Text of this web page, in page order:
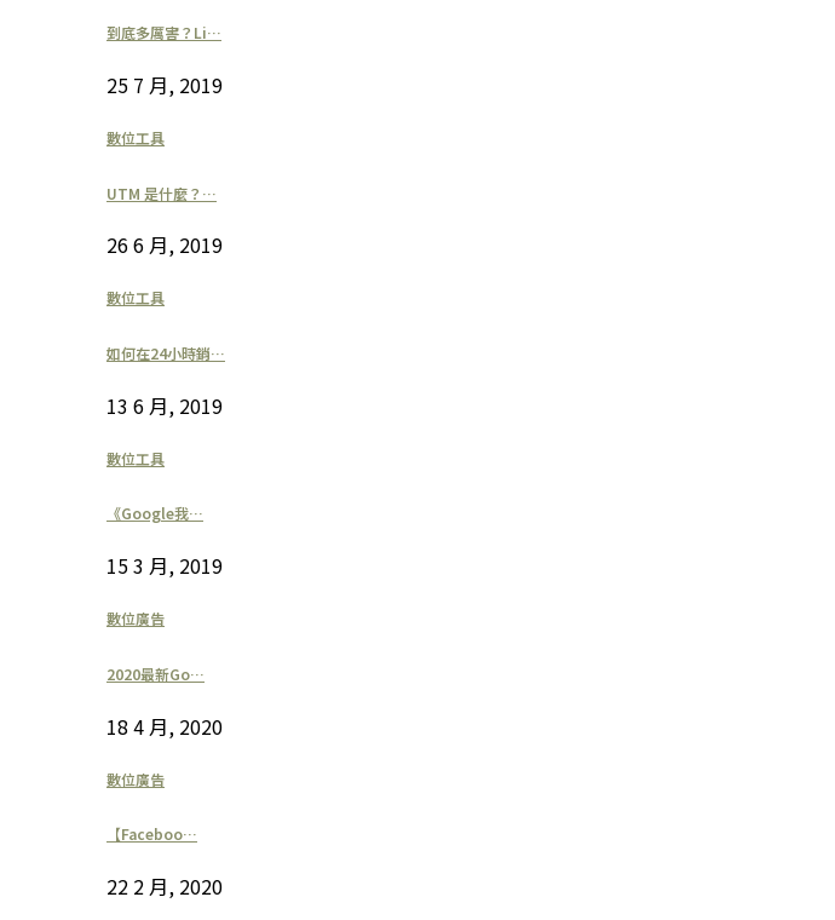
到底多厲害？Li…
25 7 月, 2019
數位工具
UTM 是什麼？…
26 6 月, 2019
數位工具
如何在24小時銷…
13 6 月, 2019
數位工具
《Google我…
15 3 月, 2019
數位廣告
2020最新Go…
18 4 月, 2020
數位廣告
【Faceboo…
22 2 月, 2020